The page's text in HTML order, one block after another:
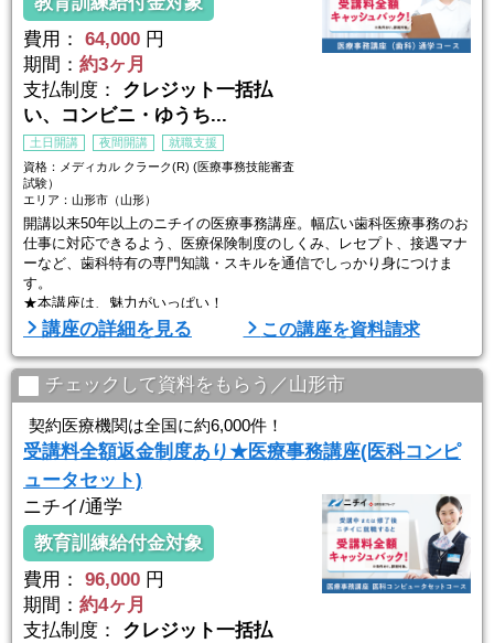
費用：
64,000 円
期間： 約3ヶ月
支払制度： クレジット一括払
い、コンビニ・ゆうち...
土日開講 夜間開講
就職支援
資格：メディカル クラーク(R) (医療事務技能審査
試験）
エリア：山形市（山形）
開講以来50年以上のニチイの医療事務講座。幅広い歯科医療事務のお
仕事に対応できるよう、医療保険制度のしくみ、レセプト、接遇マナ
ーなど、歯科特有の専門知識・スキルを通信でしっかり身につけま
す。
★本講座は、魅力がいっぱい！
・教室は全国に多数！振替、延長など無料学習サポートも！
・WEBで閲覧できる教材や、質問サポート機能も！
・就職サポートも実施！
さあ、具体的に紹介します。
【ポイント１】通いやすく、続けやすい！
●教室は全国に多数あり
全国に多数展開する教室の多くは駅の近くにあり、 ...
講座の詳細を見る この講座を資料請求
チェックして資料をもらう／山形市
契約医療機関は全国に約6,000件！
受講料全額返金制度あり★医療事務講座(医科コンピ
ュータセット)
ニチイ/通学
教育訓練給付金対象
費用：
96,000 円
期間： 約4ヶ月
支払制度： クレジット一括払